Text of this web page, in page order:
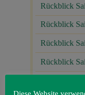
Rückblick
Rückblick
Rückblick
Rückblick
Diese Website